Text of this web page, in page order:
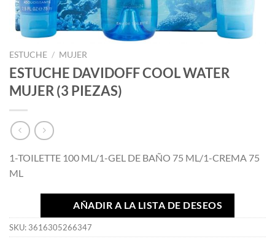
ESTUCHE / MUJER
ESTUCHE DAVIDOFF COOL WATER
MUJER (3 PIEZAS)
1-TOILETTE 100 ML/1-GEL DE BAÑO 75 ML/1-CREMA 75
ML
AÑADIR A LA LISTA DE DESEOS
SKU: 3616305266347